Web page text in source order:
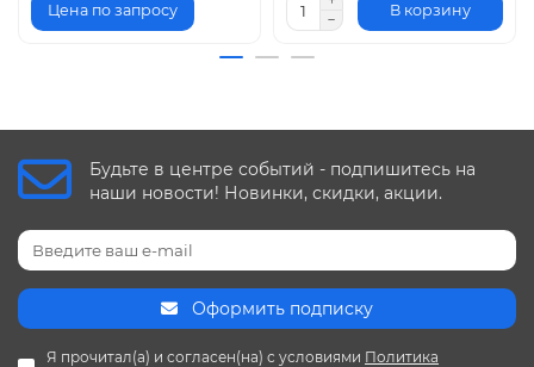
Цена по запросу В корзину
Будьте в центре событий - подпишитесь на
наши новости! Новинки, скидки, акции.
Оформить подписку
Я прочитал(а) и согласен(на) с условиями Политика